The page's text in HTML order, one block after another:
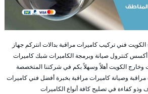
فني تركيب كاميرات مراقبة بدالات انتركم جهاز
كنترول صيانة وبرمجة الكاميرات شبك كاميرات
وخارج الكويت أهلاً وسهلاً بكم في شركتنا المتخصصة
وصيانة كاميرات مراقبة بخبرة أفضل فني كاميرات
وذو كفاءة في تصليح كافة أنواع الكاميرات